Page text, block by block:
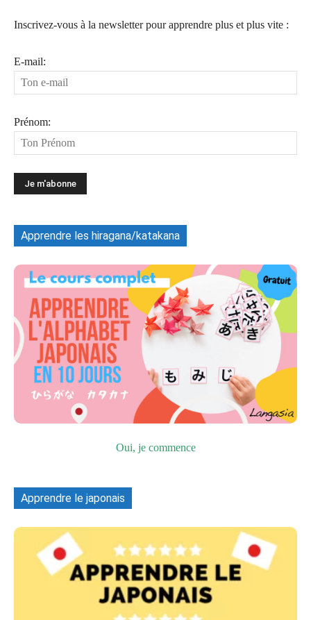
Inscrivez-vous à la newsletter pour apprendre plus et plus vite :
E-mail:
Prénom:
Apprendre les hiragana/katakana
Oui, je commence
Apprendre le japonais